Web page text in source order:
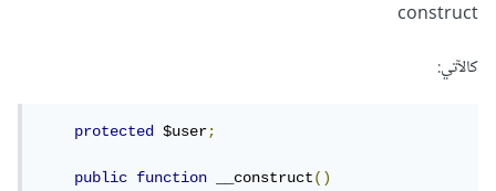
construct
كالآتي:
protected $user;
public function __construct()